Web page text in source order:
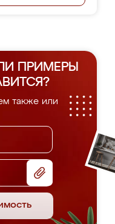
ПРИМЕРЫ
также или